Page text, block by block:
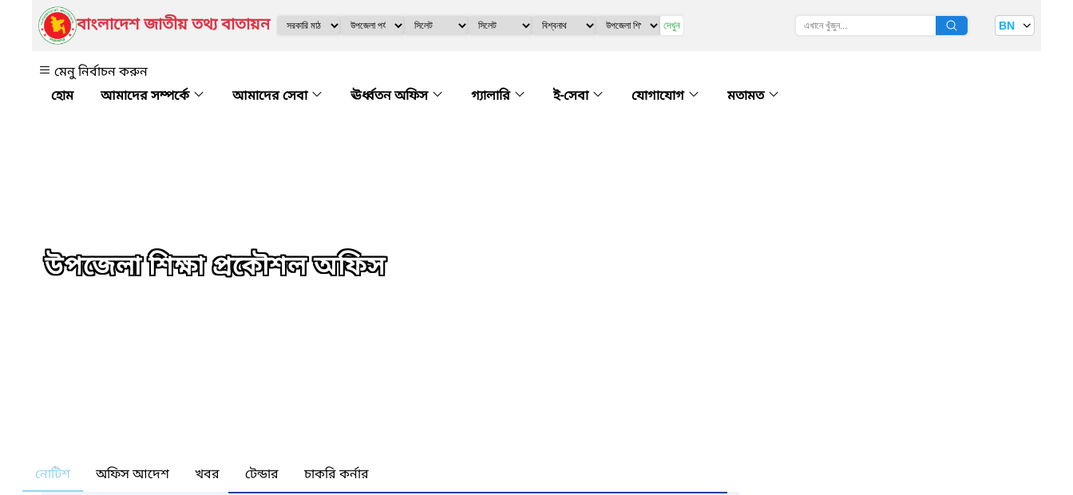
বাংলাদেশ জাতীয় তথ্য বাতায়ন দেখুন BN
মেনু নির্বাচন করুন
আমাদের সম্পর্কে
আমাদের সেবা ঊর্ধ্বতন অফিস গ্যালারি ই-সেবা যোগাযোগ মতামত
উপজেলা শিক্ষা প্রকৌশল অফিস
নোটিশ অফিস আদেশ খবর টেন্ডার চাকরি কর্নার